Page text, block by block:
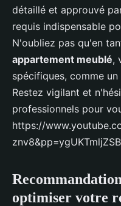
détaillé et approuvé
requis indispensable
N'oubliez pas qu'en
appartement meublé,
spécifiques, comme
Restez vigilant et
professionnels pour
https://
optimiser votre